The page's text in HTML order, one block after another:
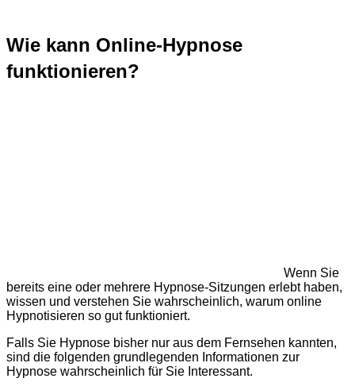
Wie kann Online-Hypnose
funktionieren?
Wenn Sie
bereits eine oder mehrere Hypnose-Sitzungen erlebt haben,
wissen und verstehen Sie wahrscheinlich, warum online
Hypnotisieren so gut funktioniert.
Falls Sie Hypnose bisher nur aus dem Fernsehen kannten,
sind die folgenden grundlegenden Informationen zur
Hypnose wahrscheinlich für Sie Interessant.